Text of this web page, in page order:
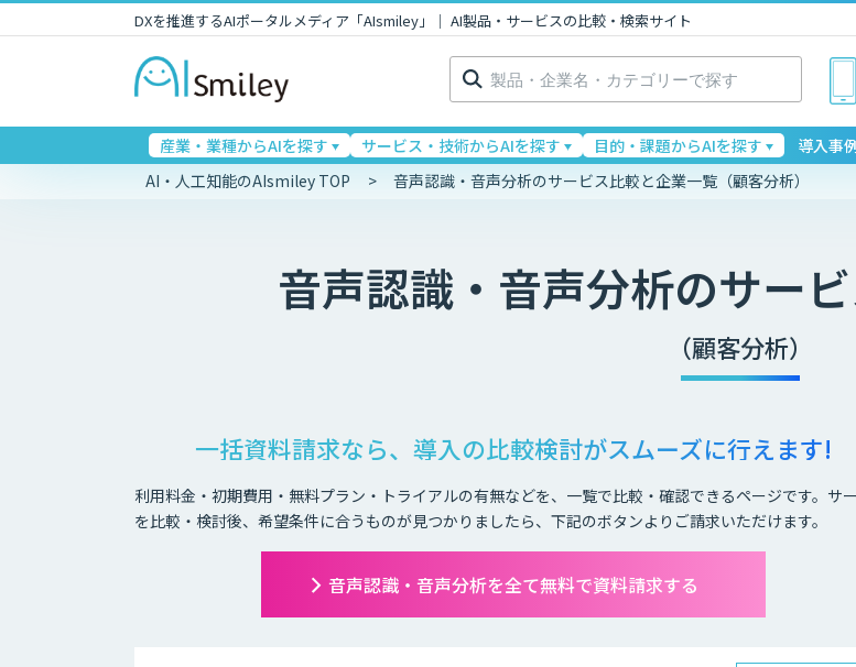
DXを推進するAIポータルメディア「AIsmiley」｜ AI製品・サービスの比較・検索サイト
検
索:
産業・業種からAIを探す サービス・技術からAIを探す 目的・課題からAIを探す 導入事
AI・人工知能のAIsmiley TOP 音声認識・音声分析のサービス比較と企業一覧（顧客分析）
音声認識・音声分析のサー
（顧客分析）
一括資料請求なら、導入の比較検討がスムーズに行えます!
利用料金・初期費用・無料プラン・トライアルの有無などを、一覧で比較・確認できるページです。サ
を比較・検討後、希望条件に合うものが見つかりましたら、下記のボタンよりご請求いただけます。
音声認識・音声分析を全て無料で資料請求する